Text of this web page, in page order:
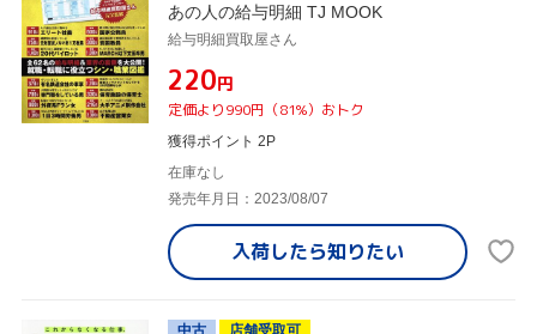
あの人の給与明細 TJ MOOK
給与明細買取屋さん
¥220円
定価より990円（81%）おトク
獲得ポイント 2P
在庫なし
発売年月日：2023/08/07
入荷したら知りたい
中古
店舗受取可